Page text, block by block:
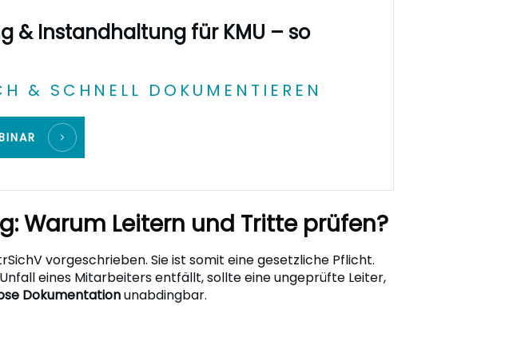
& Instandhaltung für KMU – so
& SCHNELL DOKUMENTIEREN
Warum Leitern und Tritte prüfen?
vorgeschrieben. Sie ist somit eine gesetzliche Pflicht.
eines Mitarbeiters entfällt, sollte eine ungeprüfte Leiter,
Dokumentationunabdingbar.